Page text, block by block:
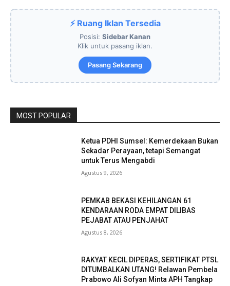
⚡ Ruang Iklan Tersedia
Posisi: Sidebar Kanan
Klik untuk pasang iklan.
Pasang Sekarang
MOST POPULAR
Ketua PDHI Sumsel: Kemerdekaan Bukan
Sekadar Perayaan, tetapi Semangat
untuk Terus Mengabdi
Agustus 9, 2026
PEMKAB BEKASI KEHILANGAN 61
KENDARAAN RODA EMPAT DILIBAS
PEJABAT ATAU PENJAHAT
Agustus 8, 2026
RAKYAT KECIL DIPERAS, SERTIFIKAT PTSL
DITUMBALKAN UTANG! Relawan Pembela
Prabowo Ali Sofyan Minta APH Tangkap